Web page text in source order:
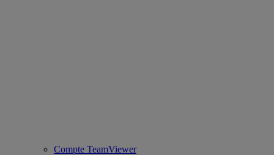
Compte TeamViewer